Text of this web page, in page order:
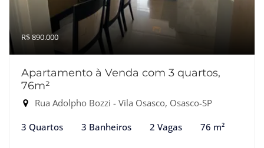
R$ 890.000
Apartamento à Venda com 3 quartos,
76m²
Rua Adolpho Bozzi - Vila Osasco, Osasco-SP
3 Quartos 3 Banheiros 2 Vagas 76 m²